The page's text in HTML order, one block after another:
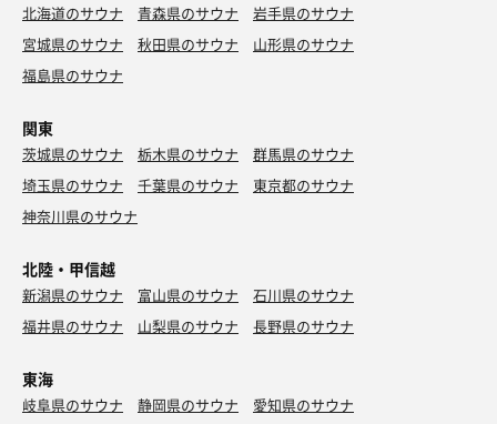
北海道のサウナ 青森県のサウナ
岩手県のサウナ
宮城県のサウナ
秋田県のサウナ
山形県のサウナ
福島県のサウナ
関東
茨城県のサウナ 栃木県のサウナ
群馬県のサウナ
埼玉県のサウナ
千葉県のサウナ
東京都のサウナ
神奈川県のサウナ
北陸・甲信越
新潟県のサウナ 富山県のサウナ
石川県のサウナ
福井県のサウナ
山梨県のサウナ 長野県のサウナ
東海
岐阜県のサウナ 静岡県のサウナ
愛知県のサウナ